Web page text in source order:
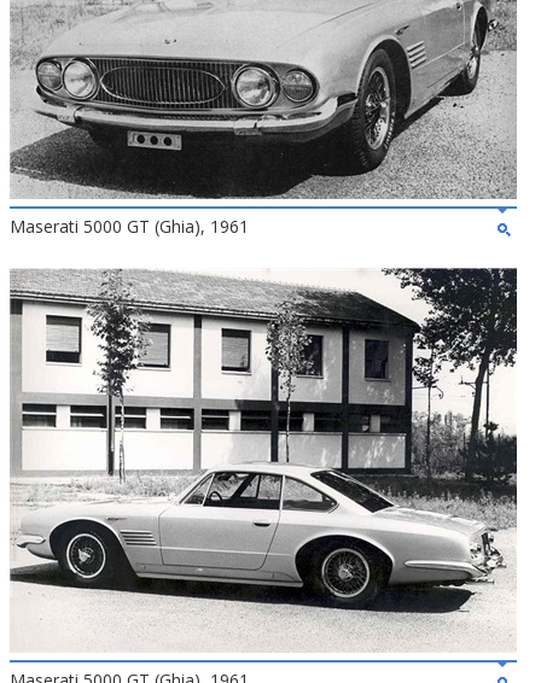
Maserati 5000 GT (Ghia), 1961